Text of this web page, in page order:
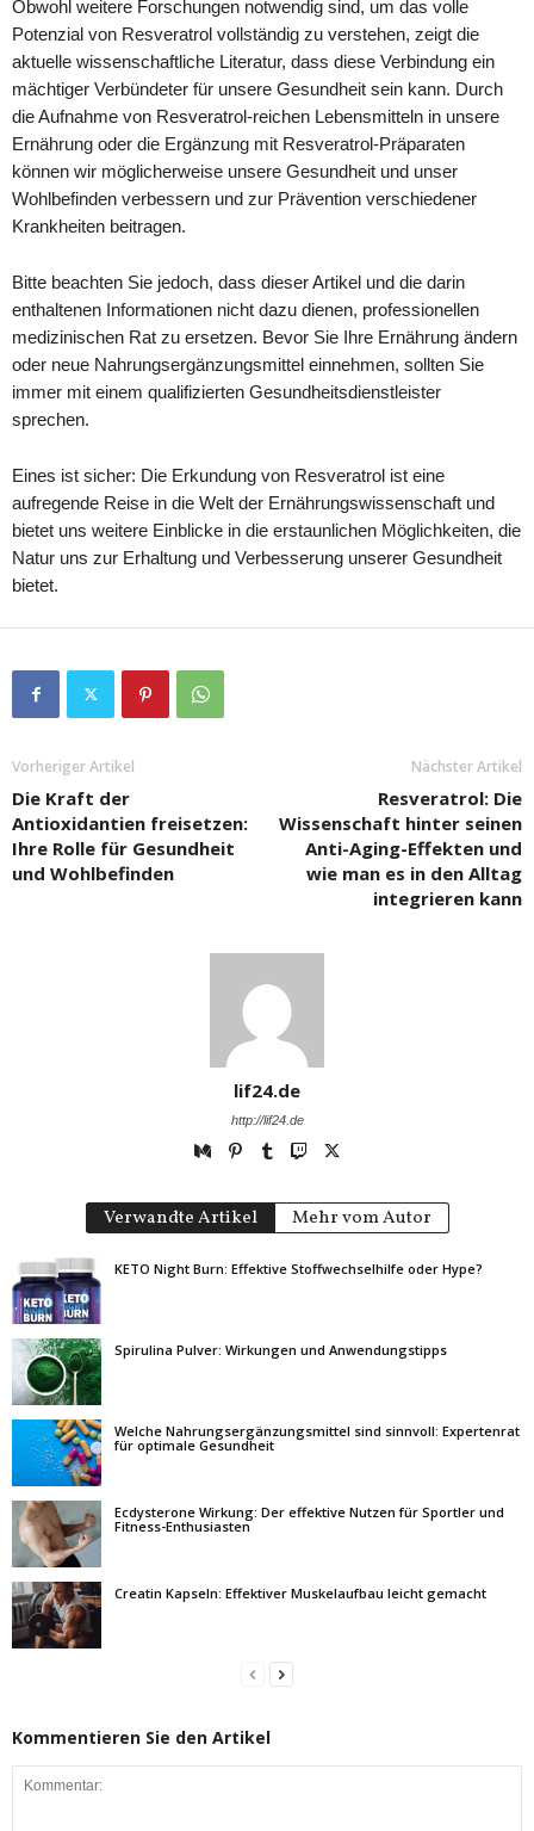
Obwohl weitere Forschungen notwendig sind, um das volle
Potenzial von Resveratrol vollständig zu verstehen, zeigt die
aktuelle wissenschaftliche Literatur, dass diese Verbindung ein
mächtiger Verbündeter für unsere Gesundheit sein kann. Durch
die Aufnahme von Resveratrol-reichen Lebensmitteln in unsere
Ernährung oder die Ergänzung mit Resveratrol-Präparaten
können wir möglicherweise unsere Gesundheit und unser
Wohlbefinden verbessern und zur Prävention verschiedener
Krankheiten beitragen.
Bitte beachten Sie jedoch, dass dieser Artikel und die darin
enthaltenen Informationen nicht dazu dienen, professionellen
medizinischen Rat zu ersetzen. Bevor Sie Ihre Ernährung ändern
oder neue Nahrungsergänzungsmittel einnehmen, sollten Sie
immer mit einem qualifizierten Gesundheitsdienstleister
sprechen.
Eines ist sicher: Die Erkundung von Resveratrol ist eine
aufregende Reise in die Welt der Ernährungswissenschaft und
bietet uns weitere Einblicke in die erstaunlichen Möglichkeiten, die
Natur uns zur Erhaltung und Verbesserung unserer Gesundheit
bietet.
Vorheriger Artikel
Die Kraft der
Antioxidantien freisetzen:
Ihre Rolle für Gesundheit
und Wohlbefinden
Nächster Artikel
Resveratrol: Die
Wissenschaft hinter seinen
Anti-Aging-Effekten und
wie man es in den Alltag
integrieren kann
lif24.de
http://lif24.de
Verwandte Artikel Mehr vom Autor
KETO Night Burn: Effektive Stoffwechselhilfe oder Hype?
Spirulina Pulver: Wirkungen und Anwendungstipps
Welche Nahrungsergänzungsmittel sind sinnvoll: Expertenrat
für optimale Gesundheit
Ecdysterone Wirkung: Der effektive Nutzen für Sportler und
Fitness-Enthusiasten
Creatin Kapseln: Effektiver Muskelaufbau leicht gemacht
Kommentieren Sie den Artikel